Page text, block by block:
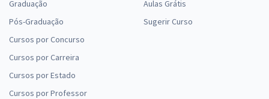
Graduação
Pós-Graduação
Cursos por Concurso
Cursos por Carreira
Cursos por Estado
Cursos por Professor
Aulas Grátis
Sugerir Curso